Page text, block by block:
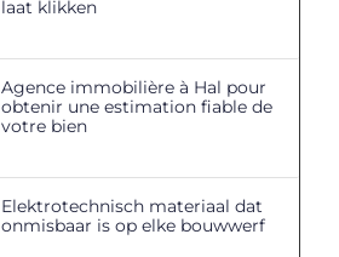
laat klikken
Agence immobilière à Hal pour
obtenir une estimation fiable de
votre bien
Elektrotechnisch materiaal dat
onmisbaar is op elke bouwwerf